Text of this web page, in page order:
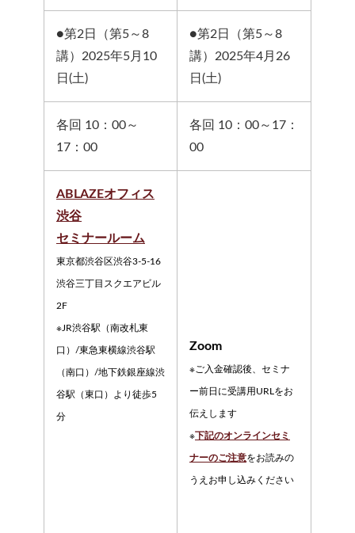
●第2日（第5～8
講）2025年5月10
日(土)
●第2日（第5～8
講）2025年4月26
日(土)
各回 10：00～
17：00
各回 10：00～17：
00
ABLAZEオフィス
渋谷
セミナールーム
東京都渋谷区渋谷3-5-16
渋谷三丁目スクエアビル
2F
※JR渋谷駅（南改札東
口）/東急東横線渋谷駅
（南口）/地下鉄銀座線渋
谷駅（東口）より徒歩5
分
Zoom
※ご入金確認後、セミナ
ー前日に受講用URLをお
伝えします
※下記のオンラインセミ
ナーのご注意をお読みの
うえお申し込みください